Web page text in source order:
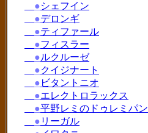
●シェフイン
●デロンギ
●ティファール
●フィスラー
●ルクルーゼ
●クイジナート
● ビタントニオ
●エレクトロラックス
●平野レミのドゥレミパン
● リーガル